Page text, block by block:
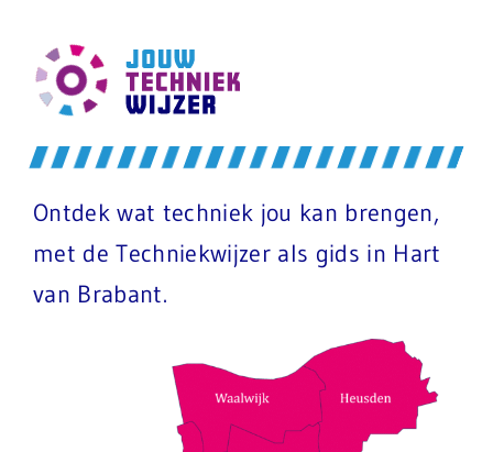
Ontdek wat techniek jou kan brengen,
met de Techniekwijzer als gids in Hart
van Brabant.